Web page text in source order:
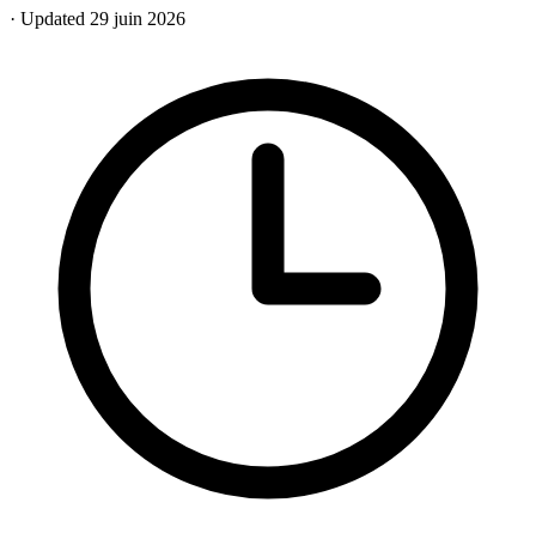
· Updated 29 juin 2026